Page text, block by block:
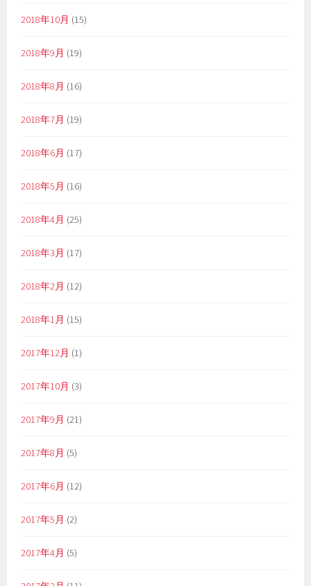
2018年10月 (15)
2018年9月 (19)
2018年8月 (16)
2018年7月 (19)
2018年6月 (17)
2018年5月 (16)
2018年4月 (25)
2018年3月 (17)
2018年2月 (12)
2018年1月 (15)
2017年12月 (1)
2017年10月 (3)
2017年9月 (21)
2017年8月 (5)
2017年6月 (12)
2017年5月 (2)
2017年4月 (5)